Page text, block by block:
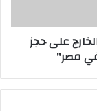
على حجز
في مصر"